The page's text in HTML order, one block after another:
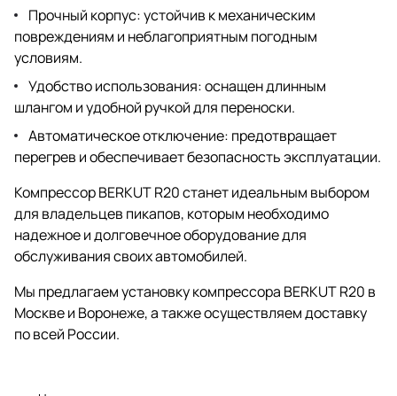
Прочный корпус: устойчив к механическим
повреждениям и неблагоприятным погодным
условиям.
Удобство использования: оснащен длинным
шлангом и удобной ручкой для переноски.
Автоматическое отключение: предотвращает
перегрев и обеспечивает безопасность эксплуатации.
Компрессор BERKUT R20 станет идеальным выбором
для владельцев пикапов, которым необходимо
надежное и долговечное оборудование для
обслуживания своих автомобилей.
Мы предлагаем установку компрессора BERKUT R20 в
Москве и Воронеже, а также осуществляем доставку
по всей России.